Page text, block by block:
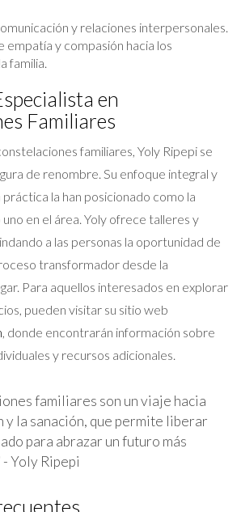
y relaciones interpersonales.
empatía y compasión hacia los
familia.
en
Familiares
familiares, Yoly Ripepi se
de renombre. Su enfoque integral y
la han posicionado como la
en el área. Yoly ofrece talleres y
a las personas la oportunidad de
transformador desde la
Para aquellos interesados en explorar
pueden visitar su sitio web
, donde encontrarán información sobre
y recursos adicionales.
familiares son un viaje hacia
y la sanación, que permite liberar
para abrazar un futuro más
- Yoly Ripepi